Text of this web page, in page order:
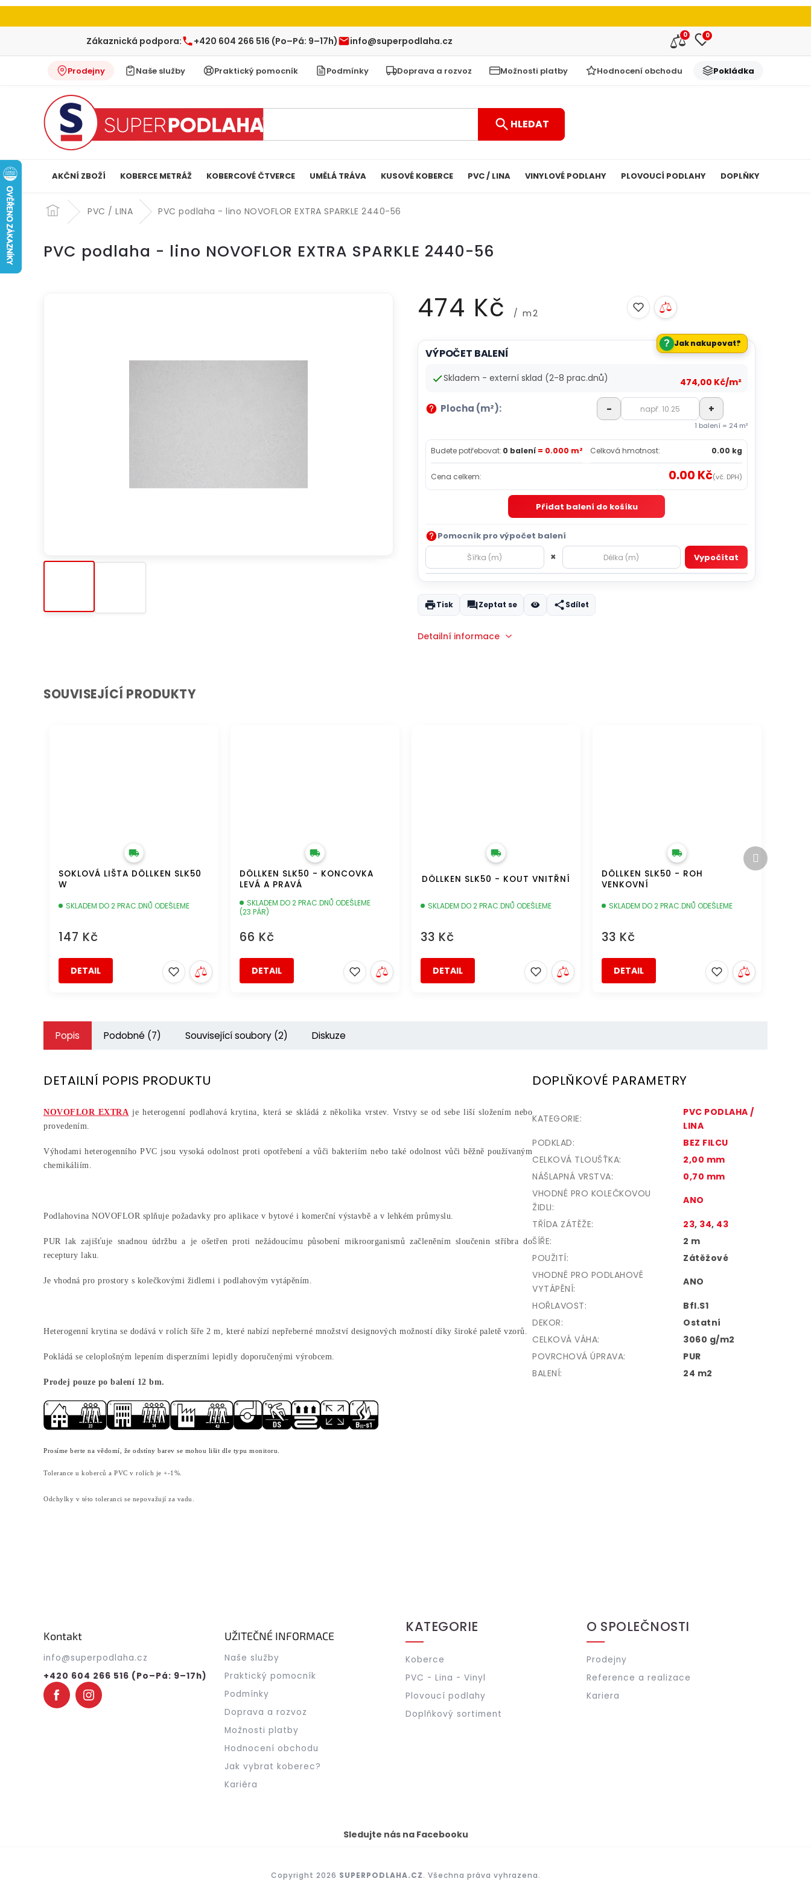
Zákaznická podpora: +420 604 266 516 (Po–Pá: 9–17h) info@superpodlaha.cz 0 0
Prodejny Naše služby Praktický pomocník Podmínky Doprava a rozvoz Možnosti platby Hodnocení obchodu Pokládka
HLEDAT
AKČNÍ ZBOŽÍ KOBERCE METRÁŽ KOBERCOVÉ ČTVERCE UMĚLÁ TRÁVA KUSOVÉ KOBERCE PVC / LINA VINYLOVÉ PODLAHY PLOVOUCÍ PODLAHY DOPLŇKY
Přejít
na
obsah
PVC / LINA PVC podlaha - lino NOVOFLOR EXTRA SPARKLE 2440-56
PVC podlaha - lino NOVOFLOR EXTRA SPARKLE 2440-56
474 Kč / m2
Měrná
VÝPOČET BALENÍ
Skladem - externí sklad (2-8 prac.dnů) 474,00 Kč/m²
Plocha (m²): - +
1 balení = 24 m²
Budete potřebovat: 0 balení = 0.000 m² Celková hmotnost: 0.00 kg
Cena celkem: 0.00 Kč(vč. DPH)
Přidat balení do košíku
Pomocník pro výpočet balení
× Vypočítat
? Jak nakupovat?
Tisk Zeptat se Sdílet
Detailní informace
SOUVISEJÍCÍ PRODUKTY
SOKLOVÁ LIŠTA DÖLLKEN SLK50
W
SKLADEM DO 2 PRAC.DNŮ ODEŠLEME
147 Kč
DETAIL
DÖLLKEN SLK50 - KONCOVKA
LEVÁ A PRAVÁ
SKLADEM DO 2 PRAC.DNŮ ODEŠLEME
(23 PÁR)
66 Kč
DETAIL
DÖLLKEN SLK50 - KOUT VNITŘNÍ
SKLADEM DO 2 PRAC.DNŮ ODEŠLEME
33 Kč
DETAIL
DÖLLKEN SLK50 - ROH
VENKOVNÍ
SKLADEM DO 2 PRAC.DNŮ ODEŠLEME
33 Kč
DETAIL
Další
produkt
Popis Podobné (7) Související soubory (2) Diskuze
DETAILNÍ POPIS PRODUKTU
NOVOFLOR EXTRA je heterogenní podlahová krytina, která se skládá z několika vrstev. Vrstvy se od sebe liší složením nebo
provedením.
Výhodami heterogenního PVC jsou vysoká odolnost proti opotřebení a vůči bakteriím nebo také odolnost vůči běžně používaným
chemikáliím.
Podlahovina NOVOFLOR splňuje požadavky pro aplikace v bytové i komerční výstavbě a v lehkém průmyslu.
PUR lak zajišťuje snadnou údržbu a je ošetřen proti nežádoucímu působení mikroorganismů začleněním sloučenin stříbra do
receptury laku.
Je vhodná pro prostory s kolečkovými židlemi i podlahovým vytápěním.
Heterogenní krytina se dodává v rolích šíře 2 m, které nabízí nepřeberné množství designových možností díky široké paletě vzorů.
Pokládá se celoplošným lepením disperzními lepidly doporučenými výrobcem.
Prodej pouze po balení 12 bm.
Prosíme berte na vědomí, že odstíny barev se mohou lišit dle typu monitoru.
Tolerance u koberců a PVC v rolích je +-1%.
Odchylky v této toleranci se nepovažují za vadu.
DOPLŇKOVÉ PARAMETRY
KATEGORIE:
PVC PODLAHA /
LINA
PODKLAD:
BEZ FILCU
CELKOVÁ TLOUŠŤKA:
2,00 mm
NÁŠLAPNÁ VRSTVA:
0,70 mm
VHODNÉ PRO KOLEČKOVOU
ŽIDLI:
ANO
TŘÍDA ZÁTĚŽE: 23, 34, 43
ŠÍŘE:
2 m
POUŽITÍ:
Zátěžové
VHODNÉ PRO PODLAHOVÉ
VYTÁPĚNÍ:
ANO
HOŘLAVOST:
Bfl.S1
DEKOR:
Ostatní
CELKOVÁ VÁHA:
3060 g/m2
POVRCHOVÁ ÚPRAVA:
PUR
BALENÍ: 24 m2
Kontakt
info@superpodlaha.cz
+420 604 266 516 (Po–Pá: 9–17h)
UŽITEČNÉ INFORMACE
Naše služby
Praktický pomocník
Podmínky
Doprava a rozvoz
Možnosti platby
Hodnocení obchodu
Jak vybrat koberec?
Kariéra
KATEGORIE
Koberce
PVC - Lina - Vinyl
Plovoucí podlahy
Doplňkový sortiment
O SPOLEČNOSTI
Prodejny
Reference a realizace
Kariera
Sledujte nás na Facebooku
Copyright 2026 SUPERPODLAHA.CZ. Všechna práva vyhrazena.